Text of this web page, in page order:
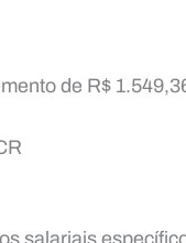
de R$
salariais